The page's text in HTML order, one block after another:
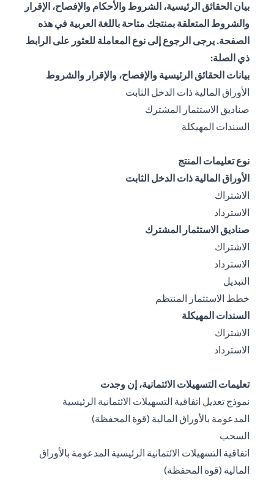
بيان الحقائق الرئيسية، الشروط والأحكام والإفصاح، الإقرار
والشروط المتعلقة بمنتجك متاحة باللغة العربية في هذه
الصفحة. يرجى الرجوع إلى نوع المعاملة للعثور على الرابط
ذي الصلة:
بيانات الحقائق الرئيسية والإفصاح، والإقرار والشروط
الأوراق المالية ذات الدخل الثابت
صناديق الاستثمار المشترك
السندات المهيكلة
نوع تعليمات المنتج
الأوراق المالية ذات الدخل الثابت
الاشتراك
الاسترداد
صناديق الاستثمار المشترك
الاشتراك
الاسترداد
التبديل
خطط الاستثمار المنتظم
السندات المهيكلة
الاشتراك
الاسترداد
تعليمات التسهيلات الائتمانية، إن وجدت
نموذج تعديل اتفاقية التسهيلات الائتمانية الرئيسية
المدعومة بالأوراق المالية (قوة المحفظة)opens in a new tab
السحب
اتفاقية التسهيلات الائتمانية الرئيسية المدعومة بالأوراق
المالية (قوة المحفظة)opens in a new tab